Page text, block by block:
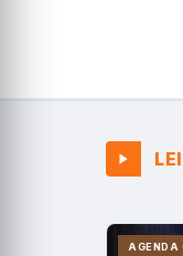
AGENDA